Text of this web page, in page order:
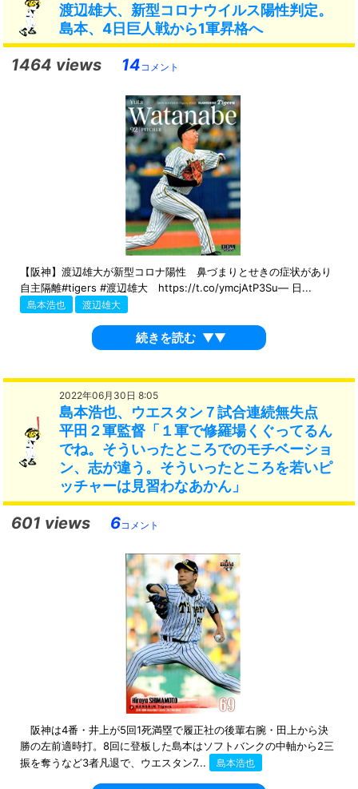
渡辺雄大、新型コロナウイルス陽性判定。
島本、4日巨人戦から1軍昇格へ
1464 views 14 コメント
【阪神】渡辺雄大が新型コロナ陽性 鼻づまりとせきの症状があり
自主隔離#tigers #渡辺雄大 https://t.co/ymcjAtP3Su— 日...
島本浩也 渡辺雄大
続きを読む ▼▼
2022年06月30日 8:05
島本浩也、ウエスタン７試合連続無失点
平田２軍監督「１軍で修羅場くぐってるん
でね。そういったところでのモチベーショ
ン、志が違う。そういったところを若いピ
ッチャーは見習わなあかん」
601 views 6コメント
阪神は4番・井上が5回1死満塁で履正社の後輩右腕・田上から決
勝の左前適時打。8回に登板した島本はソフトバンクの中軸から2三
振を奪うなど3者凡退で、ウエスタン7...
島本浩也